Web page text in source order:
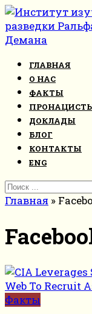
Перейти
к
контенту
ГЛАВНАЯ
О НАС
ФАКТЫ
ДОКЛАДЫ
БЛОГ
КОНТАКТЫ
ENG
Search
for:
Главная »
Факты